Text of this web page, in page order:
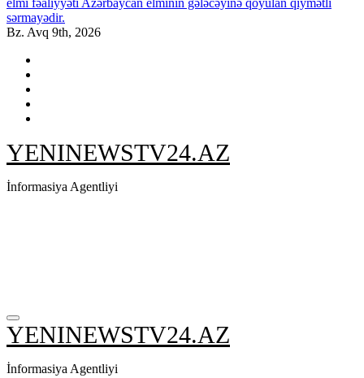
sərmayədir.
Bz. Avq 9th, 2026
YENINEWSTV24.AZ
İnformasiya Agentliyi
YENINEWSTV24.AZ
İnformasiya Agentliyi